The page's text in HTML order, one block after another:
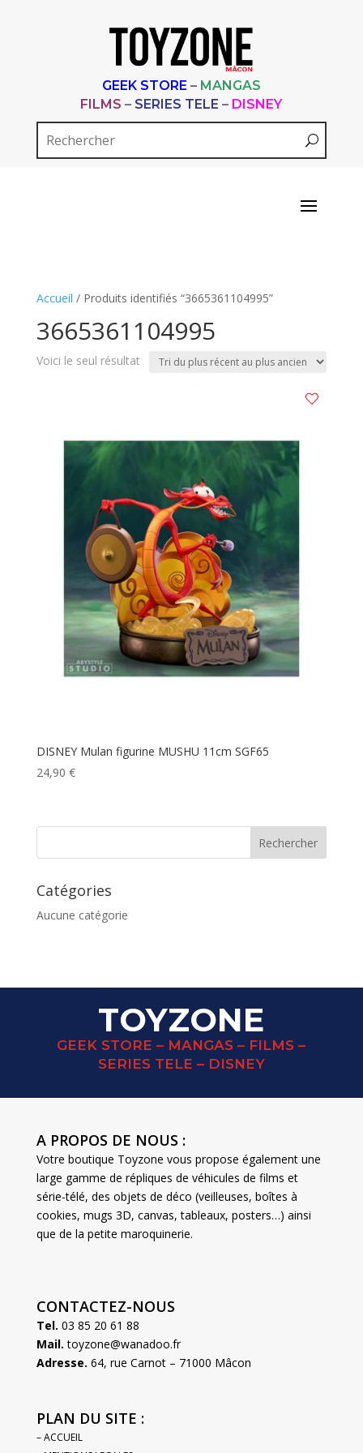
GEEK STORE – MANGAS
FILMS – SERIES TELE – DISNEY
Accueil / Produits identifiés “3665361104995”
3665361104995
Voici le seul résultat
DISNEY Mulan figurine MUSHU 11cm SGF65
24,90 €
Catégories
Aucune catégorie
TOYZONE
GEEK STORE – MANGAS – FILMS –
SERIES TELE – DISNEY
A PROPOS DE NOUS :
Votre boutique Toyzone vous propose également une
large gamme de répliques de véhicules de films et
série-télé, des objets de déco (veilleuses, boîtes à
cookies, mugs 3D, canvas, tableaux, posters…) ainsi
que de la petite maroquinerie.
CONTACTEZ-NOUS
Tel. 03 85 20 61 88
Mail. toyzone@wanadoo.fr
Adresse. 64, rue Carnot – 71000 Mâcon
PLAN DU SITE :
– ACCUEIL